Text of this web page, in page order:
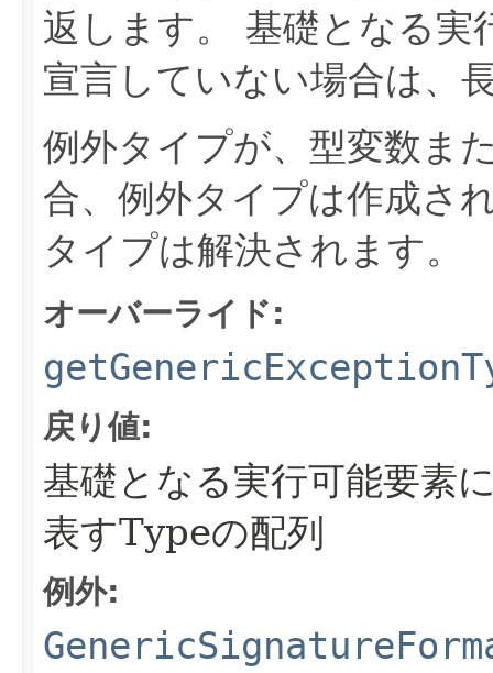
返します。
基礎となる実
宣言していない場合は、
例外タイプが、型変数ま
合、例外タイプは作成さ
タイプは解決されます。
オーバーライド:
戻り値:
基礎となる実行可能要素
表すTypeの配列
例外: